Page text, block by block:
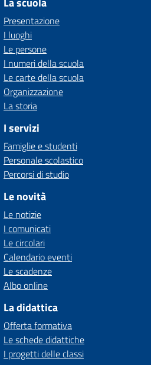
Presentazione
I luoghi
Le persone
I numeri della scuola
Le carte della scuola
Organizzazione
La storia
I servizi
Famiglie e studenti
Personale scolastico
Percorsi di studio
Le novità
Le notizie
I comunicati
Le circolari
Calendario eventi
Le scadenze
Albo online
La didattica
Offerta formativa
Le schede didattiche
I progetti delle classi